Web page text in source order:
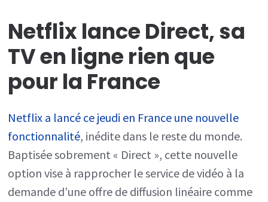
Netflix lance Direct, sa
TV en ligne rien que
pour la France
Netflix a lancé ce jeudi en France une nouvelle
fonctionnalité, inédite dans le reste du monde.
Baptisée sobrement « Direct », cette nouvelle
option vise à rapprocher le service de vidéo à la
demande d’une offre de diffusion linéaire comme